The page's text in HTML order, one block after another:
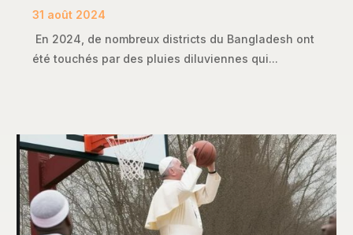
31 août 2024
En 2024, de nombreux districts du Bangladesh ont
été touchés par des pluies diluviennes qui...